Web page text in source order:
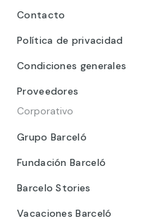
Contacto
Política de privacidad
Condiciones generales
Proveedores
Corporativo
Grupo Barceló
Fundación Barceló
Barcelo Stories
Vacaciones Barceló